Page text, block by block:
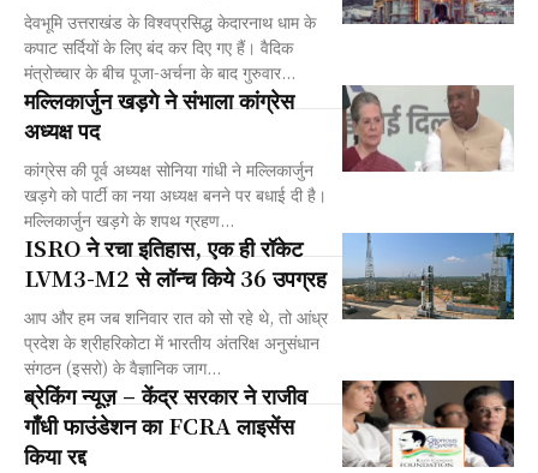
देवभूमि उत्तराखंड के विश्वप्रसिद्ध केदारनाथ धाम के
कपाट सर्दियों के लिए बंद कर दिए गए हैं। वैदिक
मंत्रोच्चार के बीच पूजा-अर्चना के बाद गुरुवार...
मल्लिकार्जुन खड़गे ने संभाला कांग्रेस
अध्यक्ष पद
कांग्रेस की पूर्व अध्यक्ष सोनिया गांधी ने मल्लिकार्जुन
खड़गे को पार्टी का नया अध्यक्ष बनने पर बधाई दी है।
मल्लिकार्जुन खड़गे के शपथ ग्रहण...
ISRO ने रचा इतिहास, एक ही रॉकेट
LVM3-M2 से लॉन्च किये 36 उपग्रह
आप और हम जब शनिवार रात को सो रहे थे, तो आंध्र
प्रदेश के श्रीहरिकोटा में भारतीय अंतरिक्ष अनुसंधान
संगठन (इसरो) के वैज्ञानिक जाग...
ब्रेकिंग न्यूज़ – केंद्र सरकार ने राजीव
गाँधी फाउंडेशन का FCRA लाइसेंस
किया रद्द